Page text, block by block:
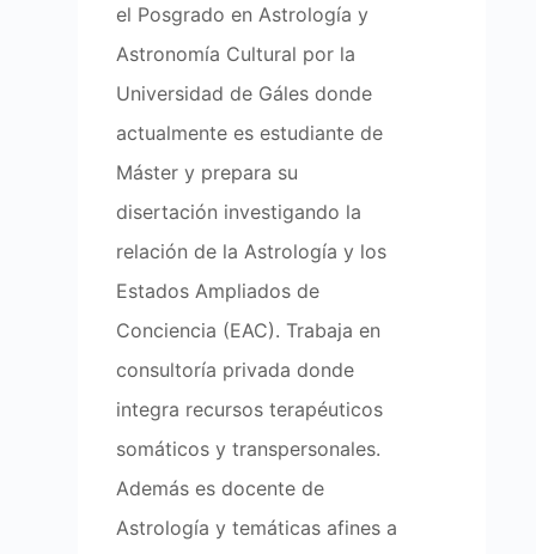
el Posgrado en Astrología y
Astronomía Cultural por la
Universidad de Gáles donde
actualmente es estudiante de
Máster y prepara su
disertación investigando la
relación de la Astrología y los
Estados Ampliados de
Conciencia (EAC). Trabaja en
consultoría privada donde
integra recursos terapéuticos
somáticos y transpersonales.
Además es docente de
Astrología y temáticas afines a